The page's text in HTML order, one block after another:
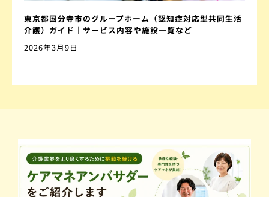
東京都国分寺市のグループホーム（認知症対応型共同生活
介護）ガイド｜サービス内容や施設一覧など
2026年3月9日